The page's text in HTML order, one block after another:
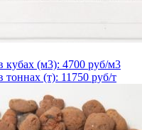
кубах (м3): 4700 руб/м3
(т): 11750 руб/т